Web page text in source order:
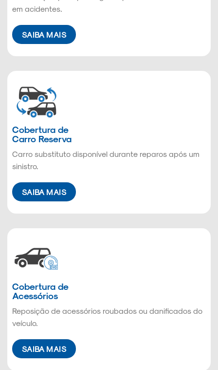
em acidentes.
SAIBA MAIS
Cobertura de
Carro Reserva
Carro substituto disponível durante reparos após um
sinistro.
SAIBA MAIS
Cobertura de
Acessórios
Reposição de acessórios roubados ou danificados do
veículo.
SAIBA MAIS